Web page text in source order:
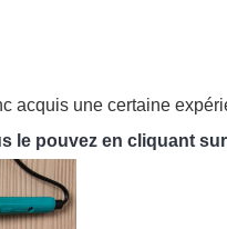
acquis une certaine
le pouvez en cliquant